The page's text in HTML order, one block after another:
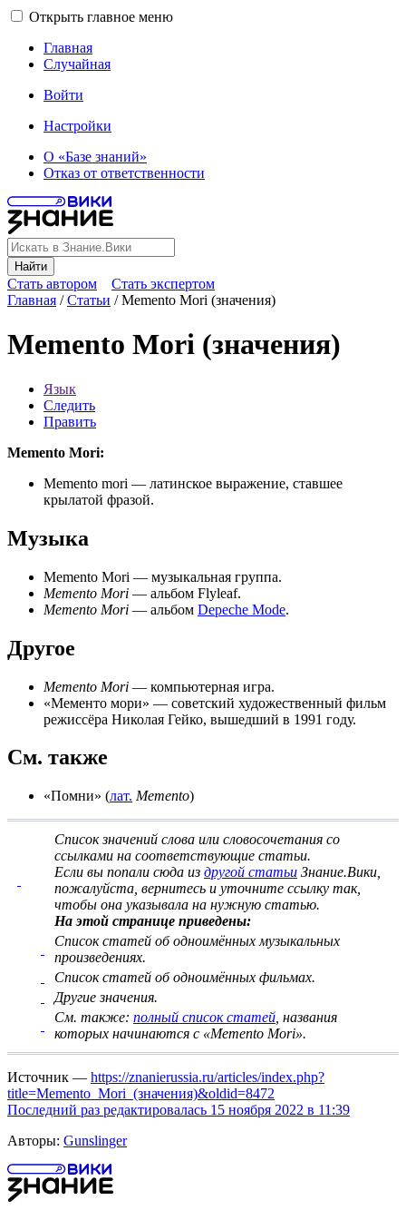
Открыть главное меню
Главная
Случайная
Войти
Настройки
О «Базе знаний»
Отказ от ответственности
Найти
Стать автором
Стать экспертом
Главная /Статьи /Memento Mori (значения)
Memento Mori (значения)
Язык
Следить
Править
Memento Mori:
Memento mori — латинское выражение, ставшее
крылатой фразой.
Музыка
Memento Mori — музыкальная группа.
Memento Mori — альбом Flyleaf.
Memento Mori — альбом Depeche Mode.
Другое
Memento Mori — компьютерная игра.
«Мементо мори» — советский художественный фильм
режиссёра Николая Гейко, вышедший в 1991 году.
См. также
«Помни» (лат. Memento)
Список значений слова или словосочетания со
ссылками на соответствующие статьи.
Если вы попали сюда из другой статьи Знание.Вики,
пожалуйста, вернитесь и уточните ссылку так,
чтобы она указывала на нужную статью.
На этой странице приведены:
Список статей об одноимённых музыкальных
произведениях.
Список статей об одноимённых фильмах.
Другие значения.
См. также: полный список статей , названия
которых начинаются с «Memento Mori».
Источник — https://znanierussia.ru/articles/index.php?
title=Memento_Mori_(значения)&oldid=8472
Последний раз редактировалась 15 ноября 2022 в 11:39
Авторы: Gunslinger